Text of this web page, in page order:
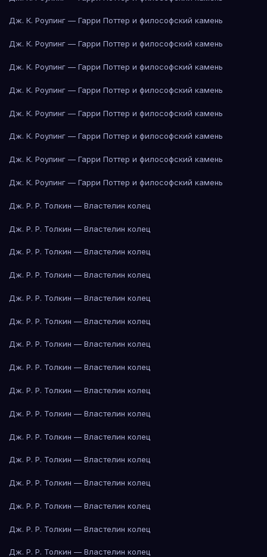
Дж. К. Роулинг — Гарри Поттер и философский камень
Дж. К. Роулинг — Гарри Поттер и философский камень
Дж. К. Роулинг — Гарри Поттер и философский камень
Дж. К. Роулинг — Гарри Поттер и философский камень
Дж. К. Роулинг — Гарри Поттер и философский камень
Дж. К. Роулинг — Гарри Поттер и философский камень
Дж. К. Роулинг — Гарри Поттер и философский камень
Дж. К. Роулинг — Гарри Поттер и философский камень
Дж. Р. Р. Толкин — Властелин колец
Дж. Р. Р. Толкин — Властелин колец
Дж. Р. Р. Толкин — Властелин колец
Дж. Р. Р. Толкин — Властелин колец
Дж. Р. Р. Толкин — Властелин колец
Дж. Р. Р. Толкин — Властелин колец
Дж. Р. Р. Толкин — Властелин колец
Дж. Р. Р. Толкин — Властелин колец
Дж. Р. Р. Толкин — Властелин колец
Дж. Р. Р. Толкин — Властелин колец
Дж. Р. Р. Толкин — Властелин колец
Дж. Р. Р. Толкин — Властелин колец
Дж. Р. Р. Толкин — Властелин колец
Дж. Р. Р. Толкин — Властелин колец
Дж. Р. Р. Толкин — Властелин колец
Дж. Р. Р. Толкин — Властелин колец